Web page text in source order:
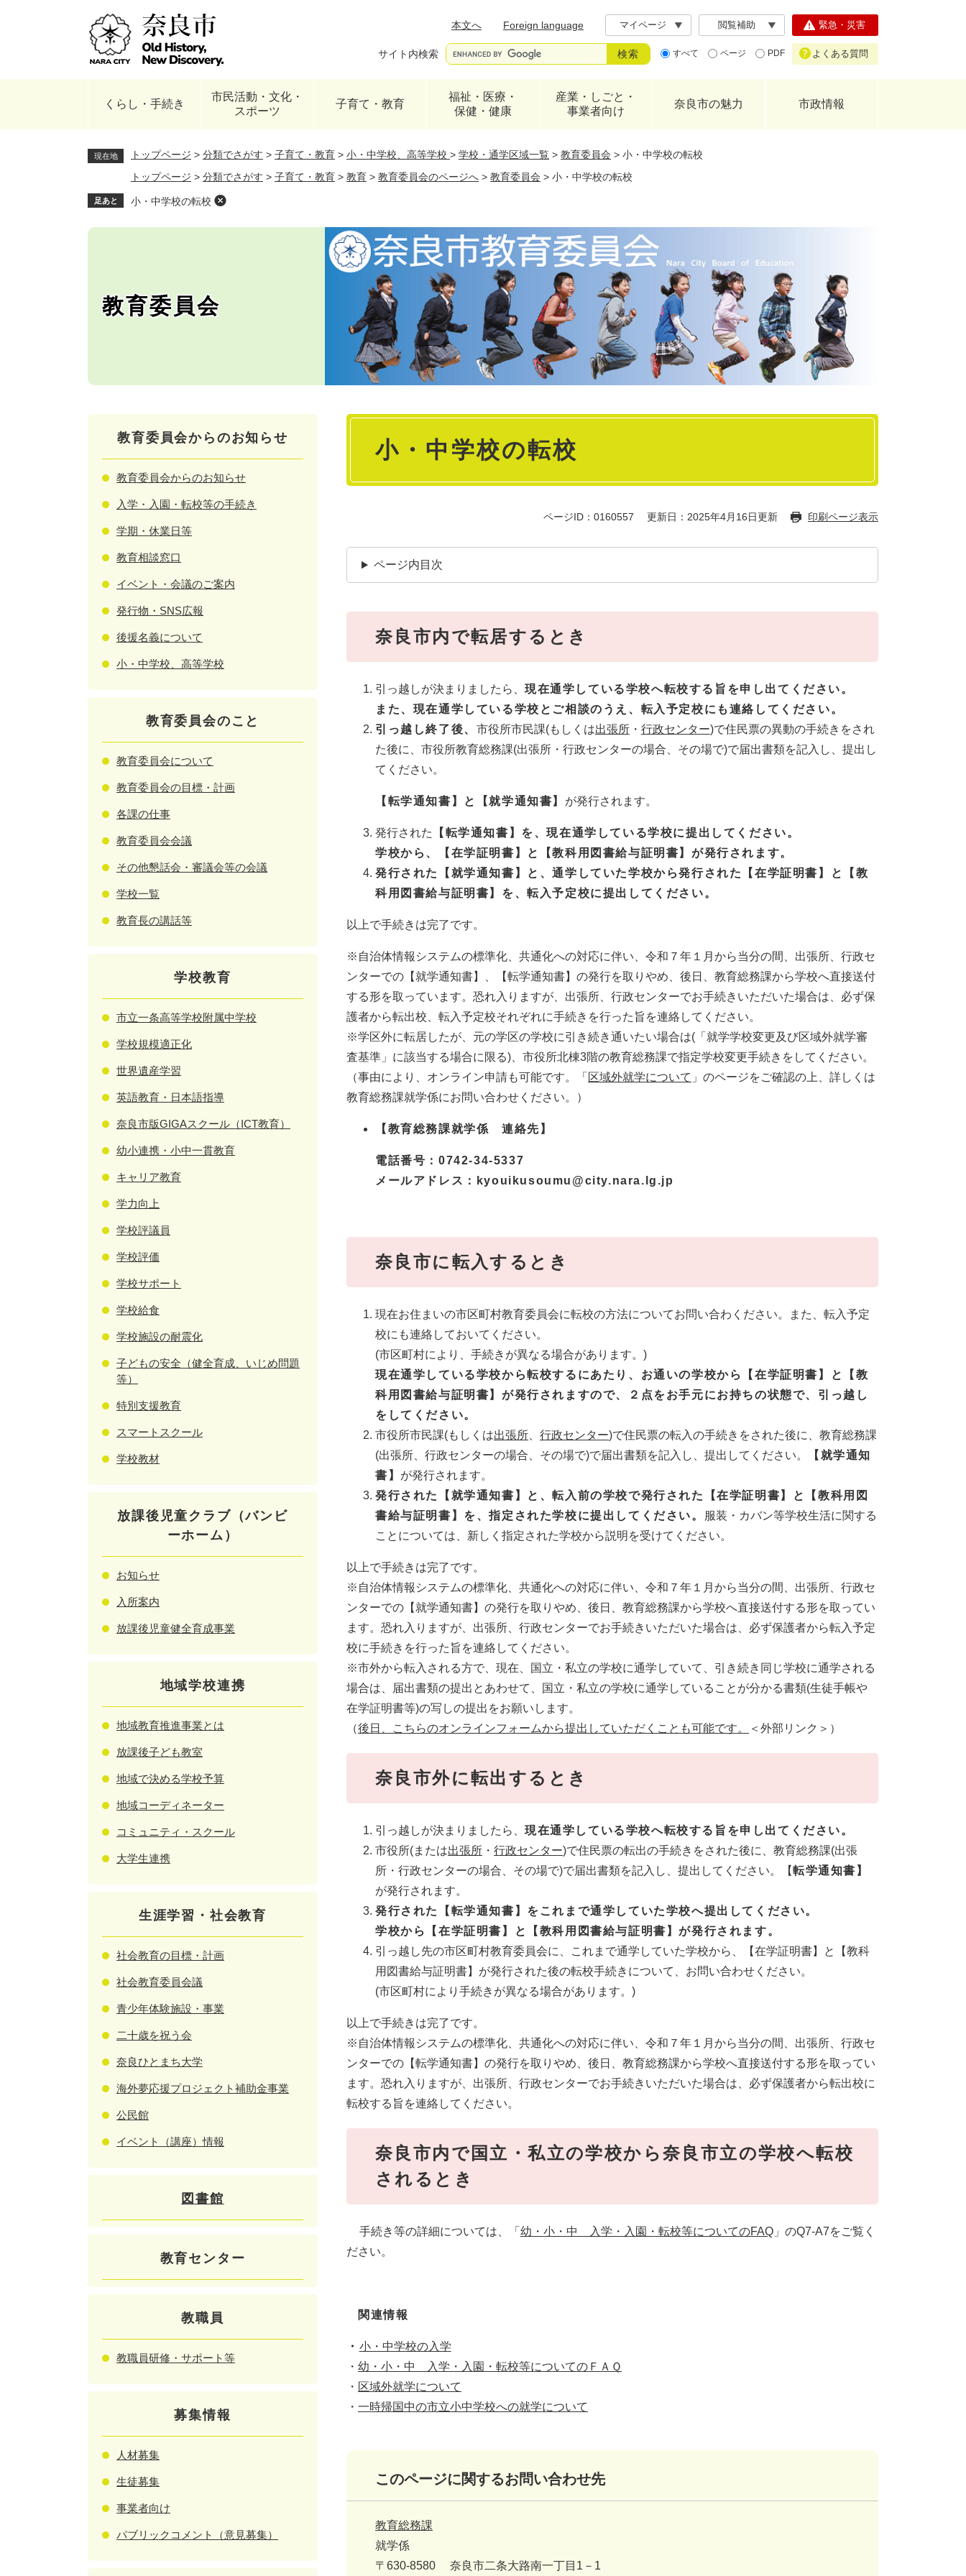
本文へ
Foreign language マイページ 閲覧補助
サイト内検索 すべて ページ PDF
緊急・災害
よくある質問
くらし・手続き
市民活動・文化・
スポーツ
子育て・教育
福祉・医療・
保健・健康
産業・しごと・
事業者向け
奈良市の魅力 市政情報
現在地 トップページ > 分類でさがす > 子育て・教育 > 小・中学校、高等学校 > 学校・通学区域一覧 > 教育委員会 > 小・中学校の転校
トップページ > 分類でさがす > 子育て・教育 > 教育 > 教育委員会のページへ > 教育委員会 > 小・中学校の転校
足あと 小・中学校の転校
教育委員会
本
小・中学校の転校
ページID：0160557 更新日：2025年4月16日更新 印刷ページ表示
ページ内目次
奈良市内で転居するとき
引っ越しが決まりましたら、 現在通学している学校へ転校する旨を申し出てください。
また、現在通学している学校とご相談のうえ、転入予定校にも連絡してください。
引っ越し終了後、 市役所市民課(もしくは出張所・ 行政センター)で住民票の異動の手続きをされ
た後に、市役所教育総務課(出張所・行政センターの場合、その場で)で届出書類を記入し、提出し
てください。
【転学通知書】と【就学通知書】 が発行されます。
発行された
【転学通知書】を、現在通学している学校に提出してください。
学校から、【在学証明書】と【教科用図書給与証明書】が発行されます。
発行された【就学通知書】と、通学していた学校から発行された【在学証明書】と【教
科用図書給与証明書】を、転入予定校に提出してください。
以上で手続きは完了です。
※自治体情報システムの標準化、共通化への対応に伴い、令和７年１月から当分の間、出張所、行政セ
ンターでの【就学通知書】、【転学通知書】の発行を取りやめ、後日、教育総務課から学校へ直接送付
する形を取っています。恐れ入りますが、出張所、行政センターでお手続きいただいた場合は、必ず保
護者から転出校、転入予定校それぞれに手続きを行った旨を連絡してください。
※学区外に転居したが、元の学区の学校に引き続き通いたい場合は(「就学学校変更及び区域外就学審
査基準」に該当する場合に限る)、市役所北棟3階の教育総務課で指定学校変更手続きをしてください。
（事由により、オンライン申請も可能です。「 区域外就学について 」のページをご確認の上、詳しくは
教育総務課就学係にお問い合わせください。）
【教育総務課就学係 連絡先】
電話番号：0742-34-5337
メールアドレス：
kyouikusoumu@city.nara.lg.jp
奈良市に転入するとき
現在お住まいの市区町村教育委員会に転校の方法についてお問い合わください。また、転入予定
校にも連絡しておいてください。
(市区町村により、手続きが異なる場合があります。)
現在通学している学校から転校するにあたり、お通いの学校から【在学証明書】と【教
科用図書給与証明書】が発行されますので、２点をお手元にお持ちの状態で、引っ越し
をしてください。
市役所市民課(もしくは出張所 行政センター)で住民票の転入の手続きをされた後に、教育総務課
(出張所、行政センターの場合、その場で)で届出書類を記入し、提出してください。
【就学通知
書】 が発行されます。
発行された【就学通知書】と、転入前の学校で発行された【在学証明書】と【教科用図
書給与証明書】を、指定された学校に提出してください。
服装・カバン等学校生活に関する
ことについては、新しく指定された学校から説明を受けてください。
以上で手続きは完了です。
※自治体情報システムの標準化、共通化への対応に伴い、令和７年１月から当分の間、出張所、行政セ
ンターでの【就学通知書】の発行を取りやめ、後日、教育総務課から学校へ直接送付する形を取ってい
ます。恐れ入りますが、出張所、行政センターでお手続きいただいた場合は、必ず保護者から転入予定
校に手続きを行った旨を連絡してください。
​※市外から転入される方で、現在、国立・私立の学校に通学していて、引き続き同じ学校に通学される
場合は、届出書類の提出とあわせて、国立・私立の学校に通学していることが分かる書類(生徒手帳や
在学証明書等)の写しの提出をお願いします。
（後日、こちらのオンラインフォームから提出していただくことも可能です。 ＜外部リンク＞ ）
奈良市外に転出するとき
引っ越しが決まりましたら、 現在通学している学校へ転校する旨を申し出てください。
市役所(または出張所 ・ 行政センター)で住民票の転出の手続きをされた後に、教育総務課(出張
所・行政センターの場合、その場で)で届出書類を記入し、提出してください。【転学通知書】
が発行されます。
発行された【転学通知書】をこれまで通学していた学校へ提出してください。
学校から【在学証明書】と【教科用図書給与証明書】が発行されます。
引っ越し先の市区町村教育委員会に、これまで通学していた学校から、【在学証明書】と【教科
用図書給与証明書】が発行された後の転校手続きについて、お問い合わせください。
(市区町村により手続きが異なる場合があります。)
以上で手続きは完了です。
​※自治体情報システムの標準化、共通化への対応に伴い、令和７年１月から当分の間、出張所、行政セ
ンターでの【転学通知書】の発行を取りやめ、後日、教育総務課から学校へ直接送付する形を取ってい
ます。恐れ入りますが、出張所、行政センターでお手続きいただいた場合は、必ず保護者から転出校に
転校する旨を連絡してください。
奈良市内で国立・私立の学校から奈良市立の学校へ転校
されるとき
手続き等の詳細については、「 幼・小・中 入学・入園・転校等についてのFAQ」のQ7-A7をご覧く
ださい。
関連情報
・ 小・中学校の入学
・ 幼・小・中 入学・入園・転校等についてのＦＡＱ
・ 区域外就学について
・ 一時帰国中の市立小中学校への就学について
このページに関するお問い合わせ先
教育総務課
就学係
〒630-8580
奈良市二条大路南一丁目1－1
教育委員会からのお知らせ
教育委員会からのお知らせ
入学・入園・転校等の手続き
学期・休業日等
教育相談窓口
イベント・会議のご案内
発行物・SNS広報
後援名義について
小・中学校、高等学校
教育委員会のこと
教育委員会について
教育委員会の目標・計画
各課の仕事
教育委員会会議
その他懇話会・審議会等の会議
学校一覧
教育長の講話等
学校教育
市立一条高等学校附属中学校
学校規模適正化
世界遺産学習
英語教育・日本語指導
奈良市版GIGAスクール（ICT教育）
幼小連携・小中一貫教育
キャリア教育
学力向上
学校評議員
学校評価
学校サポート
学校給食
学校施設の耐震化
子どもの安全（健全育成、いじめ問題
等）
特別支援教育
スマートスクール
学校教材
放課後児童クラブ（バンビ
ーホーム）
お知らせ
入所案内
放課後児童健全育成事業
地域学校連携
地域教育推進事業とは
放課後子ども教室
地域で決める学校予算
地域コーディネーター
コミュニティ・スクール
大学生連携
生涯学習・社会教育
社会教育の目標・計画
社会教育委員会議
青少年体験施設・事業
二十歳を祝う会
奈良ひとまち大学
海外夢応援プロジェクト補助金事業
公民館
イベント（講座）情報
図書館
教育センター
教職員
教職員研修・サポート等
募集情報
人材募集
生徒募集
事業者向け
パブリックコメント（意見募集）